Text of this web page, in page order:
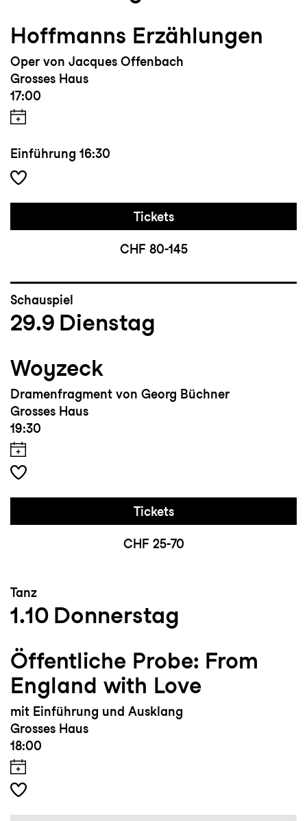
Hoffmanns Erzählungen
Oper von Jacques Offenbach
Grosses Haus
17:00
Einführung 16:30
Tickets
CHF 80-145
Schauspiel
29.9 Dienstag
Woyzeck
Dramenfragment von Georg Büchner
Grosses Haus
19:30
Tickets
CHF 25-70
Tanz
1.10 Donnerstag
Öffentliche Probe: From
England with Love
mit Einführung und Ausklang
Grosses Haus
18:00